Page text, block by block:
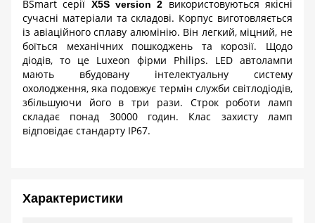
BSmart серії X5S version 2
використовуються якісні
сучасні матеріали та складові. Корпус виготовляється
із авіаційного сплаву алюмінію. Він легкий, міцний, не
боїться механічних пошкоджень та корозії. Щодо
діодів, то це Luxeon фірми Philips. LED автолампи
мають вбудовану інтелектуальну систему
охолодження, яка подовжує термін служби світлодіодів,
збільшуючи його в три рази. Строк роботи ламп
складає понад 30000 годин. Клас захисту ламп
відповідає стандарту IP67.
Характеристики